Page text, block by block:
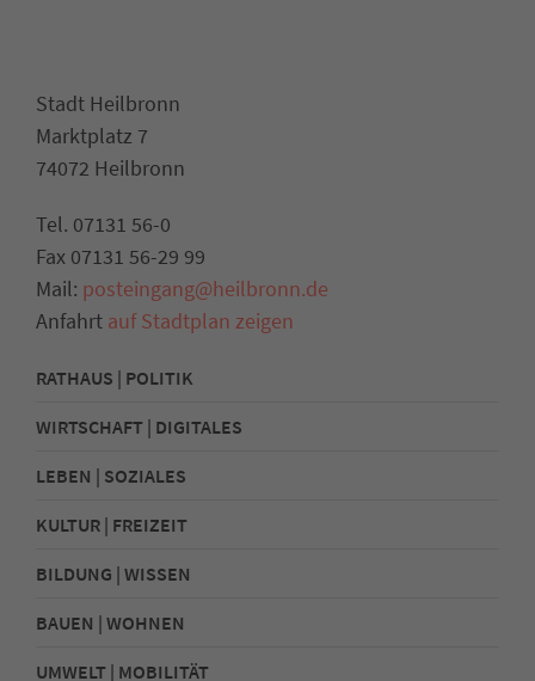
Stadt Heilbronn
Marktplatz 7
74072 Heilbronn
Tel. 07131 56-0
Fax 07131 56-29 99
Mail: posteingang@heilbronn.de
Anfahrt auf Stadtplan zeigen
RATHAUS | POLITIK
WIRTSCHAFT | DIGITALES
LEBEN | SOZIALES
KULTUR | FREIZEIT
BILDUNG | WISSEN
BAUEN | WOHNEN
UMWELT | MOBILITÄT